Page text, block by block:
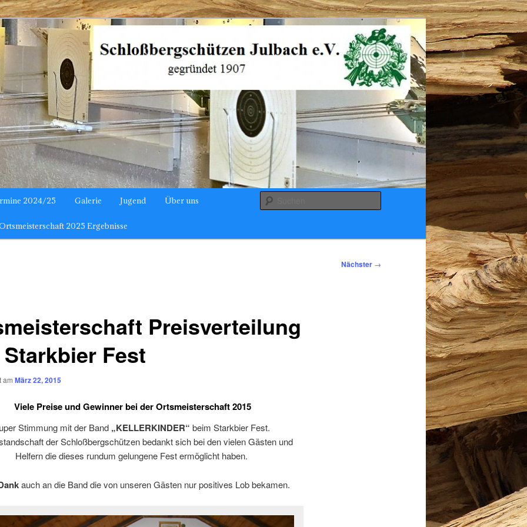
Julbach
2024/25 Galerie Jugend Über uns
2025 Ergebnisse
Nächster →
Preisverteilung
Fest
am März 22, 2015
Viele Preise und Gewinner bei der Ortsmeisterschaft 2015
Stimmung mit der Band „KELLERKINDER“ beim Starkbier Fest.
der Schloßbergschützen bedankt sich bei den vielen Gästen und
Helfern die dieses rundum gelungene Fest ermöglicht haben.
auch an die Band die von unseren Gästen nur positives Lob bekamen.